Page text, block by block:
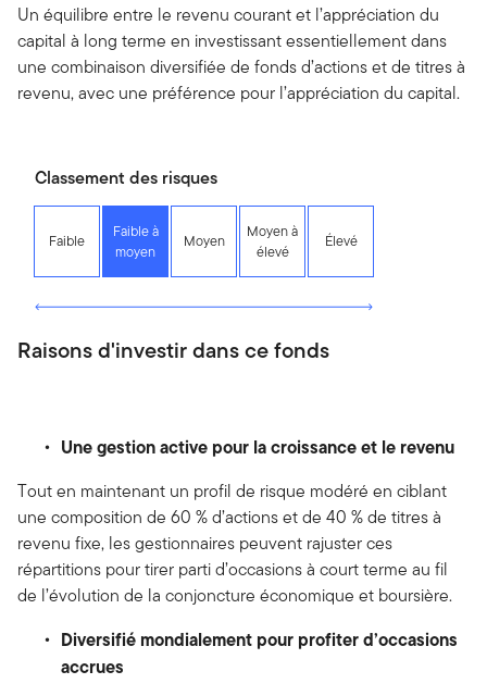
Un équilibre entre le revenu courant et l’appréciation du
capital à long terme en investissant essentiellement dans
une combinaison diversifiée de fonds d’actions et de titres à
revenu, avec une préférence pour l’appréciation du capital.
Classement des risques
Faible
Faible à
moyen
Moyen
Moyen à
élevé
Élevé
Raisons d'investir dans ce fonds
Une gestion active pour la croissance et le revenu
Tout en maintenant un profil de risque modéré en ciblant
une composition de 60 % d’actions et de 40 % de titres à
revenu fixe, les gestionnaires peuvent rajuster ces
répartitions pour tirer parti d’occasions à court terme au fil
de l’évolution de la conjoncture économique et boursière.
Diversifié mondialement pour profiter d’occasions
accrues